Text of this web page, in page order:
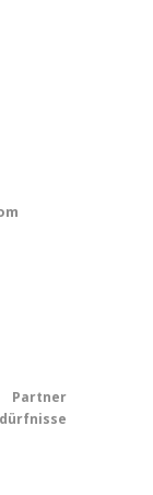
Partner